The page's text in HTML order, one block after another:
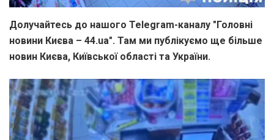
Долучайтесь до нашого Telegram-каналу "Головні
новини Києва – 44.ua". Там ми публікуємо ще більше
новин Києва, Київської області та України.